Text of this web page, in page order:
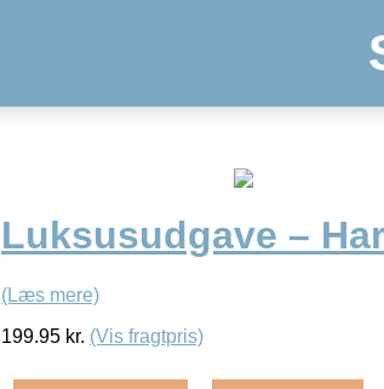
Luksusudgave –
(Læs mere)
199.95 kr. (Vis fragtpris)